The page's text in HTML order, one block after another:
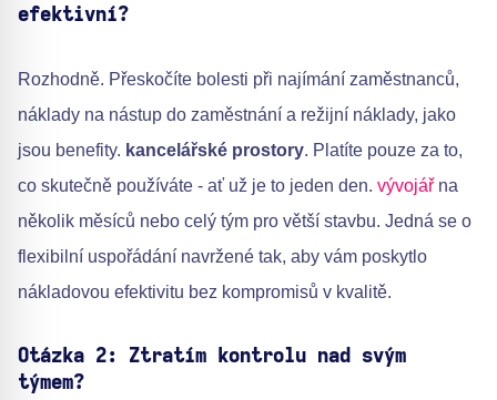
efektivní?
Rozhodně. Přeskočíte bolesti při najímání zaměstnanců,
náklady na nástup do zaměstnání a režijní náklady, jako
jsou benefity. kancelářské prostory. Platíte pouze za to,
co skutečně používáte - ať už je to jeden den. vývojář na
několik měsíců nebo celý tým pro větší stavbu. Jedná se o
flexibilní uspořádání navržené tak, aby vám poskytlo
nákladovou efektivitu bez kompromisů v kvalitě.
Otázka 2: Ztratím kontrolu nad svým
týmem?